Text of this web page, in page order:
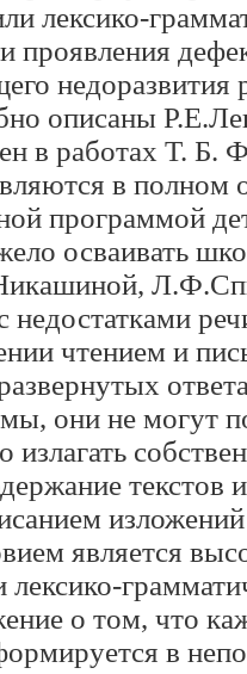
лексико-
проявления
описаны
в работах Т. Б.
в полном
программой
осваивать
недостатками
чтением и
они не могут
излагать
текстов
является
о том, что
в